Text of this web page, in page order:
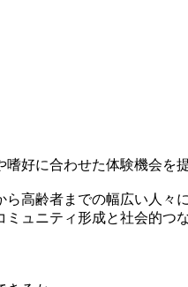
好に合わせた体験機会を提
高齢者までの幅広い人々
ュニティ形成と社会的つ